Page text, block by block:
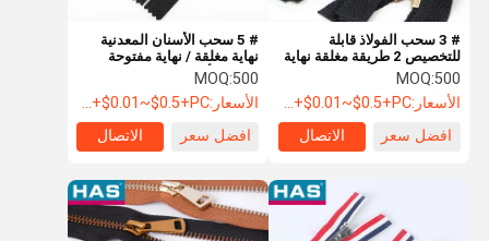
# 5 سحب الأسنان المعدنية
نهاية مغلقة / نهاية مفتوحة
سحب الأسنان الفضية
MOQ:500
الأسعار:USD+$0.01~$0.5+PC
افضل سعر
الاتصال
# 3 سحب الفولاذ قابلة
للتخصيص 2 طريقة مغلقة نهاية
سحب دائمة
MOQ:500
الأسعار:USD+$0.01~$0.5+PC
افضل سعر
الاتصال